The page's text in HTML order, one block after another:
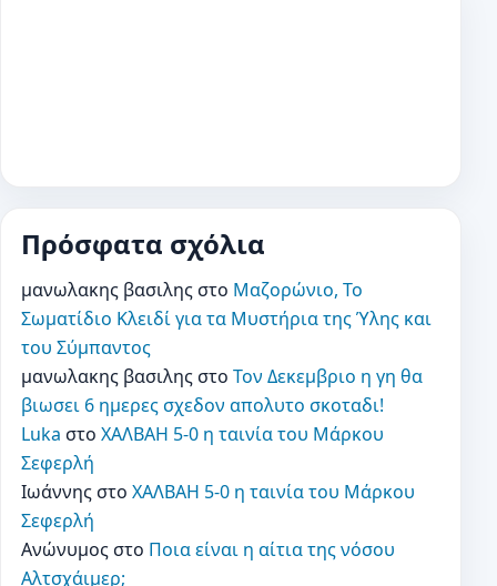
Πρόσφατα σχόλια
μανωλακης βασιληςστο Μαζορώνιο, Το
Σωματίδιο Κλειδί για τα Μυστήρια της Ύλης και
του Σύμπαντος
μανωλακης βασιληςστο Τον Δεκεμβριο η γη θα
βιωσει 6 ημερες σχεδον απολυτο σκοταδι!
Luka στο ΧΑΛΒΑΗ 5-0 η ταινία του Μάρκου
Σεφερλή
Ιωάννηςστο ΧΑΛΒΑΗ 5-0 η ταινία του Μάρκου
Σεφερλή
Ανώνυμοςστο Ποια είναι η αίτια της νόσου
Αλτσχάιμερ;